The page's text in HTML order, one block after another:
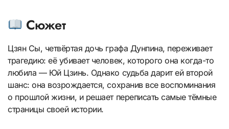
Сюжет
Цзян Сы, четвёртая дочь графа Дунпина, переживает
трагедию: её убивает человек, которого она когда-то
любила — Юй Цзинь. Однако судьба дарит ей второй
шанс: она возрождается, сохранив все воспоминания
о прошлой жизни, и решает переписать самые тёмные
страницы своей истории.